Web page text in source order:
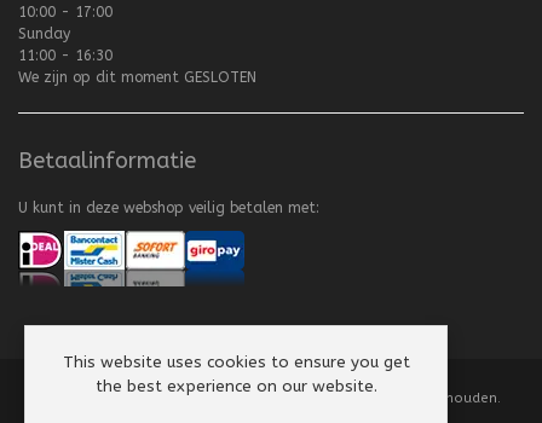
10:00 - 17:00
Sunday
11:00 - 16:30
We zijn op dit moment GESLOTEN
Betaalinformatie
U kunt in deze webshop veilig betalen met:
2008-2026 Texel Vliegerhuis. Alle rechten voorbehouden.
This website uses cookies to ensure you get
the best experience on our website.